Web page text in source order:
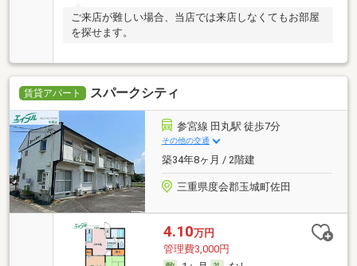
ご来店が難しい場合、当店では来店しなくてもお部屋
を探せます。
賃貸アパート スパークシティ
参宮線 田丸駅 徒歩7分
その他の交通
築34年8ヶ月 / 2階建
三重県度会郡玉城町佐田
4.10万円
管理費3,000円